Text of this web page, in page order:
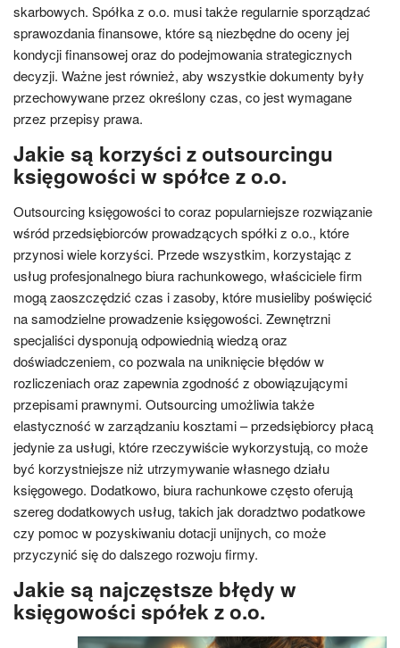
skarbowych. Spółka z o.o. musi także regularnie sporządzać
sprawozdania finansowe, które są niezbędne do oceny jej
kondycji finansowej oraz do podejmowania strategicznych
decyzji. Ważne jest również, aby wszystkie dokumenty były
przechowywane przez określony czas, co jest wymagane
przez przepisy prawa.
Jakie są korzyści z outsourcingu
księgowości w spółce z o.o.
Outsourcing księgowości to coraz popularniejsze rozwiązanie
wśród przedsiębiorców prowadzących spółki z o.o., które
przynosi wiele korzyści. Przede wszystkim, korzystając z
usług profesjonalnego biura rachunkowego, właściciele firm
mogą zaoszczędzić czas i zasoby, które musieliby poświęcić
na samodzielne prowadzenie księgowości. Zewnętrzni
specjaliści dysponują odpowiednią wiedzą oraz
doświadczeniem, co pozwala na uniknięcie błędów w
rozliczeniach oraz zapewnia zgodność z obowiązującymi
przepisami prawnymi. Outsourcing umożliwia także
elastyczność w zarządzaniu kosztami – przedsiębiorcy płacą
jedynie za usługi, które rzeczywiście wykorzystują, co może
być korzystniejsze niż utrzymywanie własnego działu
księgowego. Dodatkowo, biura rachunkowe często oferują
szereg dodatkowych usług, takich jak doradztwo podatkowe
czy pomoc w pozyskiwaniu dotacji unijnych, co może
przyczynić się do dalszego rozwoju firmy.
Jakie są najczęstsze błędy w
księgowości spółek z o.o.